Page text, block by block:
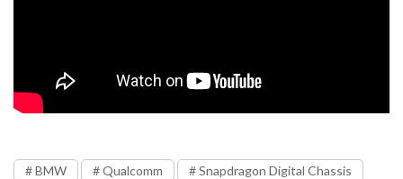
BMW Qualcomm
Snapdragon Digital Chassis